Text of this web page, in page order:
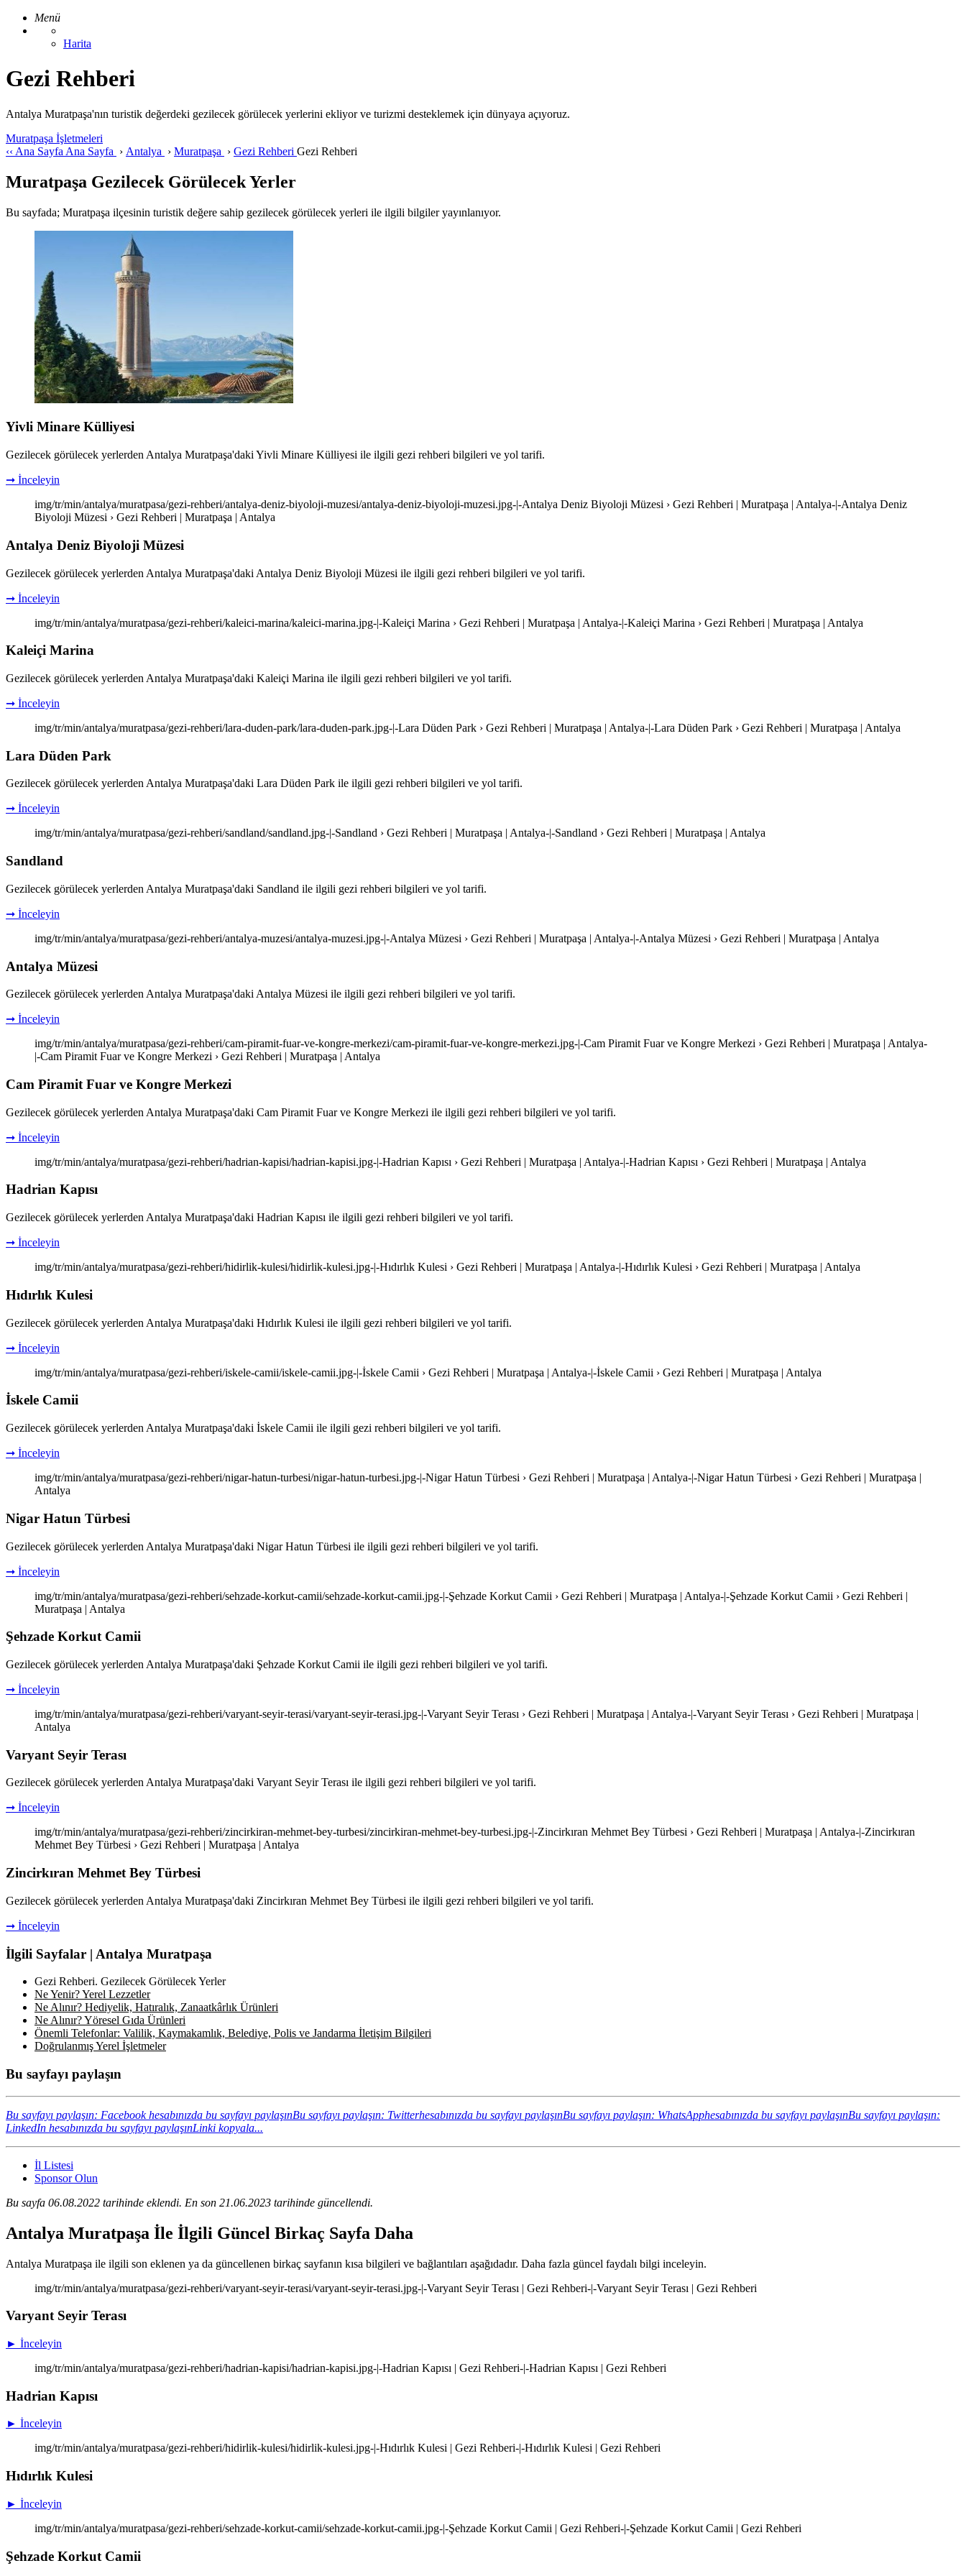
Menü
Harita
Gezi Rehberi
Antalya Muratpaşa'nın turistik değerdeki gezilecek görülecek yerlerini ekliyor ve turizmi desteklemek için dünyaya açıyoruz.
Muratpaşa İşletmeleri
‹‹ Ana Sayfa Ana Sayfa › Antalya › Muratpaşa › Gezi Rehberi Gezi Rehberi
Muratpaşa Gezilecek Görülecek Yerler
Bu sayfada; Muratpaşa ilçesinin turistik değere sahip gezilecek görülecek yerleri ile ilgili bilgiler yayınlanıyor.
Yivli Minare Külliyesi
Gezilecek görülecek yerlerden Antalya Muratpaşa'daki Yivli Minare Külliyesi ile ilgili gezi rehberi bilgileri ve yol tarifi.
➞ İnceleyin
img/tr/min/antalya/muratpasa/gezi-rehberi/antalya-deniz-biyoloji-muzesi/antalya-deniz-biyoloji-muzesi.jpg-|-Antalya Deniz Biyoloji Müzesi › Gezi Rehberi | Muratpaşa | Antalya-|-Antalya Deniz
Biyoloji Müzesi › Gezi Rehberi | Muratpaşa | Antalya
Antalya Deniz Biyoloji Müzesi
Gezilecek görülecek yerlerden Antalya Muratpaşa'daki Antalya Deniz Biyoloji Müzesi ile ilgili gezi rehberi bilgileri ve yol tarifi.
➞ İnceleyin
img/tr/min/antalya/muratpasa/gezi-rehberi/kaleici-marina/kaleici-marina.jpg-|-Kaleiçi Marina › Gezi Rehberi | Muratpaşa | Antalya-|-Kaleiçi Marina › Gezi Rehberi | Muratpaşa | Antalya
Kaleiçi Marina
Gezilecek görülecek yerlerden Antalya Muratpaşa'daki Kaleiçi Marina ile ilgili gezi rehberi bilgileri ve yol tarifi.
➞ İnceleyin
img/tr/min/antalya/muratpasa/gezi-rehberi/lara-duden-park/lara-duden-park.jpg-|-Lara Düden Park › Gezi Rehberi | Muratpaşa | Antalya-|-Lara Düden Park › Gezi Rehberi | Muratpaşa | Antalya
Lara Düden Park
Gezilecek görülecek yerlerden Antalya Muratpaşa'daki Lara Düden Park ile ilgili gezi rehberi bilgileri ve yol tarifi.
➞ İnceleyin
img/tr/min/antalya/muratpasa/gezi-rehberi/sandland/sandland.jpg-|-Sandland › Gezi Rehberi | Muratpaşa | Antalya-|-Sandland › Gezi Rehberi | Muratpaşa | Antalya
Sandland
Gezilecek görülecek yerlerden Antalya Muratpaşa'daki Sandland ile ilgili gezi rehberi bilgileri ve yol tarifi.
➞ İnceleyin
img/tr/min/antalya/muratpasa/gezi-rehberi/antalya-muzesi/antalya-muzesi.jpg-|-Antalya Müzesi › Gezi Rehberi | Muratpaşa | Antalya-|-Antalya Müzesi › Gezi Rehberi | Muratpaşa | Antalya
Antalya Müzesi
Gezilecek görülecek yerlerden Antalya Muratpaşa'daki Antalya Müzesi ile ilgili gezi rehberi bilgileri ve yol tarifi.
➞ İnceleyin
img/tr/min/antalya/muratpasa/gezi-rehberi/cam-piramit-fuar-ve-kongre-merkezi/cam-piramit-fuar-ve-kongre-merkezi.jpg-|-Cam Piramit Fuar ve Kongre Merkezi › Gezi Rehberi | Muratpaşa | Antalya-
|-Cam Piramit Fuar ve Kongre Merkezi › Gezi Rehberi | Muratpaşa | Antalya
Cam Piramit Fuar ve Kongre Merkezi
Gezilecek görülecek yerlerden Antalya Muratpaşa'daki Cam Piramit Fuar ve Kongre Merkezi ile ilgili gezi rehberi bilgileri ve yol tarifi.
➞ İnceleyin
img/tr/min/antalya/muratpasa/gezi-rehberi/hadrian-kapisi/hadrian-kapisi.jpg-|-Hadrian Kapısı › Gezi Rehberi | Muratpaşa | Antalya-|-Hadrian Kapısı › Gezi Rehberi | Muratpaşa | Antalya
Hadrian Kapısı
Gezilecek görülecek yerlerden Antalya Muratpaşa'daki Hadrian Kapısı ile ilgili gezi rehberi bilgileri ve yol tarifi.
➞ İnceleyin
img/tr/min/antalya/muratpasa/gezi-rehberi/hidirlik-kulesi/hidirlik-kulesi.jpg-|-Hıdırlık Kulesi › Gezi Rehberi | Muratpaşa | Antalya-|-Hıdırlık Kulesi › Gezi Rehberi | Muratpaşa | Antalya
Hıdırlık Kulesi
Gezilecek görülecek yerlerden Antalya Muratpaşa'daki Hıdırlık Kulesi ile ilgili gezi rehberi bilgileri ve yol tarifi.
➞ İnceleyin
img/tr/min/antalya/muratpasa/gezi-rehberi/iskele-camii/iskele-camii.jpg-|-İskele Camii › Gezi Rehberi | Muratpaşa | Antalya-|-İskele Camii › Gezi Rehberi | Muratpaşa | Antalya
İskele Camii
Gezilecek görülecek yerlerden Antalya Muratpaşa'daki İskele Camii ile ilgili gezi rehberi bilgileri ve yol tarifi.
➞ İnceleyin
img/tr/min/antalya/muratpasa/gezi-rehberi/nigar-hatun-turbesi/nigar-hatun-turbesi.jpg-|-Nigar Hatun Türbesi › Gezi Rehberi | Muratpaşa | Antalya-|-Nigar Hatun Türbesi › Gezi Rehberi | Muratpaşa |
Antalya
Nigar Hatun Türbesi
Gezilecek görülecek yerlerden Antalya Muratpaşa'daki Nigar Hatun Türbesi ile ilgili gezi rehberi bilgileri ve yol tarifi.
➞ İnceleyin
img/tr/min/antalya/muratpasa/gezi-rehberi/sehzade-korkut-camii/sehzade-korkut-camii.jpg-|-Şehzade Korkut Camii › Gezi Rehberi | Muratpaşa | Antalya-|-Şehzade Korkut Camii › Gezi Rehberi |
Muratpaşa | Antalya
Şehzade Korkut Camii
Gezilecek görülecek yerlerden Antalya Muratpaşa'daki Şehzade Korkut Camii ile ilgili gezi rehberi bilgileri ve yol tarifi.
➞ İnceleyin
img/tr/min/antalya/muratpasa/gezi-rehberi/varyant-seyir-terasi/varyant-seyir-terasi.jpg-|-Varyant Seyir Terası › Gezi Rehberi | Muratpaşa | Antalya-|-Varyant Seyir Terası › Gezi Rehberi | Muratpaşa |
Antalya
Varyant Seyir Terası
Gezilecek görülecek yerlerden Antalya Muratpaşa'daki Varyant Seyir Terası ile ilgili gezi rehberi bilgileri ve yol tarifi.
➞ İnceleyin
img/tr/min/antalya/muratpasa/gezi-rehberi/zincirkiran-mehmet-bey-turbesi/zincirkiran-mehmet-bey-turbesi.jpg-|-Zincirkıran Mehmet Bey Türbesi › Gezi Rehberi | Muratpaşa | Antalya-|-Zincirkıran
Mehmet Bey Türbesi › Gezi Rehberi | Muratpaşa | Antalya
Zincirkıran Mehmet Bey Türbesi
Gezilecek görülecek yerlerden Antalya Muratpaşa'daki Zincirkıran Mehmet Bey Türbesi ile ilgili gezi rehberi bilgileri ve yol tarifi.
➞ İnceleyin
İlgili Sayfalar | Antalya Muratpaşa
Gezi Rehberi. Gezilecek Görülecek Yerler
Ne Yenir? Yerel Lezzetler
Ne Alınır? Hediyelik, Hatıralık, Zanaatkârlık Ürünleri
Ne Alınır? Yöresel Gıda Ürünleri
Önemli Telefonlar: Valilik, Kaymakamlık, Belediye, Polis ve Jandarma İletişim Bilgileri
Doğrulanmış Yerel İşletmeler
Bu sayfayı paylaşın
Bu sayfayı paylaşın: Facebook hesabınızda bu sayfayı paylaşınBu sayfayı paylaşın: Twitterhesabınızda bu sayfayı paylaşınBu sayfayı paylaşın: WhatsApphesabınızda bu sayfayı paylaşınBu sayfayı paylaşın:
LinkedIn hesabınızda bu sayfayı paylaşınLinki kopyala...
İl Listesi
Sponsor Olun
Bu sayfa 06.08.2022 tarihinde eklendi. En son 21.06.2023 tarihinde güncellendi.
Antalya Muratpaşa İle İlgili Güncel Birkaç Sayfa Daha
Antalya Muratpaşa ile ilgili son eklenen ya da güncellenen birkaç sayfanın kısa bilgileri ve bağlantıları aşağıdadır. Daha fazla güncel faydalı bilgi inceleyin.
img/tr/min/antalya/muratpasa/gezi-rehberi/varyant-seyir-terasi/varyant-seyir-terasi.jpg-|-Varyant Seyir Terası | Gezi Rehberi-|-Varyant Seyir Terası | Gezi Rehberi
Varyant Seyir Terası
► İnceleyin
img/tr/min/antalya/muratpasa/gezi-rehberi/hadrian-kapisi/hadrian-kapisi.jpg-|-Hadrian Kapısı | Gezi Rehberi-|-Hadrian Kapısı | Gezi Rehberi
Hadrian Kapısı
► İnceleyin
img/tr/min/antalya/muratpasa/gezi-rehberi/hidirlik-kulesi/hidirlik-kulesi.jpg-|-Hıdırlık Kulesi | Gezi Rehberi-|-Hıdırlık Kulesi | Gezi Rehberi
Hıdırlık Kulesi
► İnceleyin
img/tr/min/antalya/muratpasa/gezi-rehberi/sehzade-korkut-camii/sehzade-korkut-camii.jpg-|-Şehzade Korkut Camii | Gezi Rehberi-|-Şehzade Korkut Camii | Gezi Rehberi
Şehzade Korkut Camii